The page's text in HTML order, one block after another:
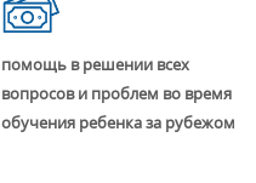
помощь в решении всех
вопросов и проблем во время
обучения ребенка за рубежом